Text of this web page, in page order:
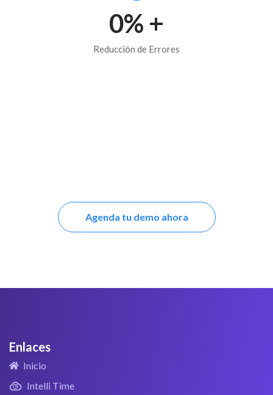
0% +
Reducción de Errores
Agenda tu demo ahora
Enlaces
Inicio
Intelli Time